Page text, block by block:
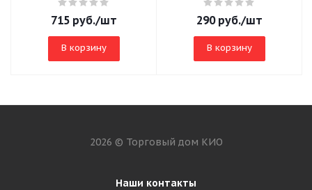
715 руб./шт
В корзину
290руб./шт
В корзину
2026 © Торговый дом КИО
Наши контакты